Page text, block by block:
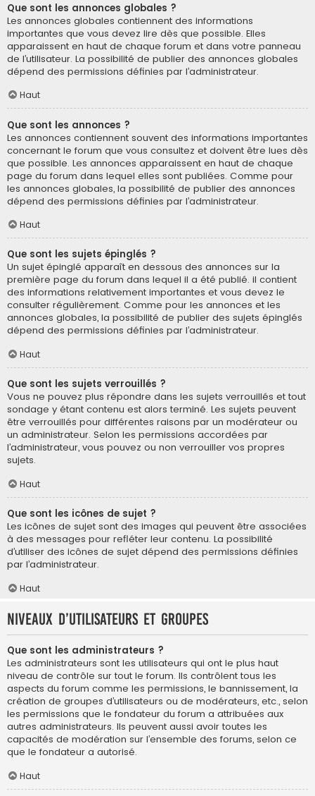
Que sont les annonces globales ?
Les annonces globales contiennent des informations
importantes que vous devez lire dès que possible. Elles
apparaissent en haut de chaque forum et dans votre panneau
de l’utilisateur. La possibilité de publier des annonces globales
dépend des permissions définies par l’administrateur.
Haut
Que sont les annonces ?
Les annonces contiennent souvent des informations importantes
concernant le forum que vous consultez et doivent être lues dès
que possible. Les annonces apparaissent en haut de chaque
page du forum dans lequel elles sont publiées. Comme pour
les annonces globales, la possibilité de publier des annonces
dépend des permissions définies par l’administrateur.
Haut
Que sont les sujets épinglés ?
Un sujet épinglé apparaît en dessous des annonces sur la
première page du forum dans lequel il a été publié. il contient
des informations relativement importantes et vous devez le
consulter régulièrement. Comme pour les annonces et les
annonces globales, la possibilité de publier des sujets épinglés
dépend des permissions définies par l’administrateur.
Haut
Que sont les sujets verrouillés ?
Vous ne pouvez plus répondre dans les sujets verrouillés et tout
sondage y étant contenu est alors terminé. Les sujets peuvent
être verrouillés pour différentes raisons par un modérateur ou
un administrateur. Selon les permissions accordées par
l’administrateur, vous pouvez ou non verrouiller vos propres
sujets.
Haut
Que sont les icônes de sujet ?
Les icônes de sujet sont des images qui peuvent être associées
à des messages pour refléter leur contenu. La possibilité
d’utiliser des icônes de sujet dépend des permissions définies
par l’administrateur.
Haut
Niveaux d’utilisateurs et groupes
Que sont les administrateurs ?
Les administrateurs sont les utilisateurs qui ont le plus haut
niveau de contrôle sur tout le forum. Ils contrôlent tous les
aspects du forum comme les permissions, le bannissement, la
création de groupes d’utilisateurs ou de modérateurs, etc., selon
les permissions que le fondateur du forum a attribuées aux
autres administrateurs. Ils peuvent aussi avoir toutes les
capacités de modération sur l’ensemble des forums, selon ce
que le fondateur a autorisé.
Haut